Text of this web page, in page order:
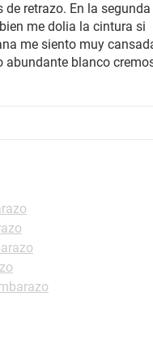
retrazo. En la segunda
me dolia la cintura si
me siento muy
abundante blanco